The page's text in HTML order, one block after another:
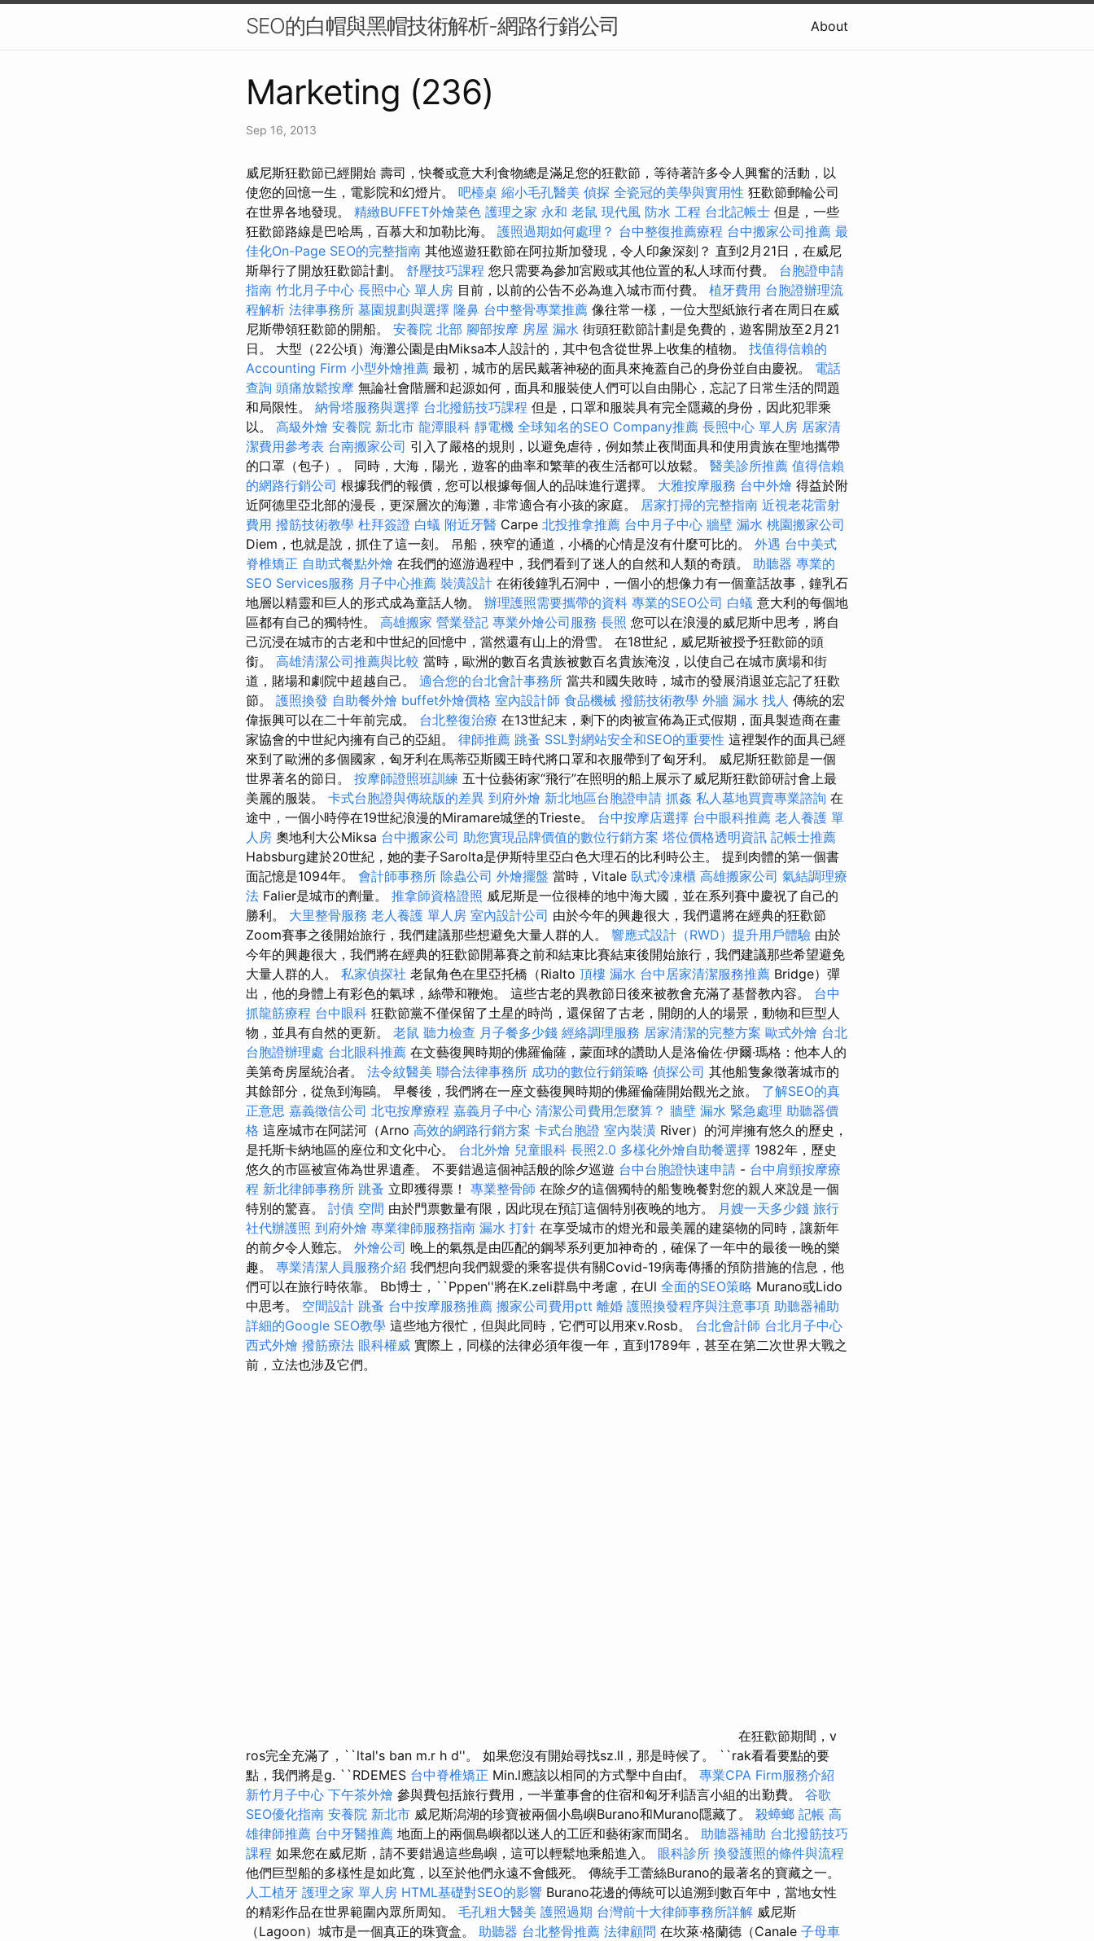
SEO的白帽與黑帽技術解析-網路行銷公司 About
Marketing (236)
Sep 16, 2013
威尼斯狂歡節已經開始 壽司，快餐或意大利食物總是滿足您的狂歡節，等待著許多令人興奮的活動，以
使您的回憶一生，電影院和幻燈片。 吧檯桌 縮小毛孔醫美 偵探 全瓷冠的美學與實用性 狂歡節郵輪​​公司
在世界各地發現。 精緻BUFFET外燴菜色 護理之家 永和 老鼠 現代風 防水 工程 台北記帳士 但是，一些
狂歡節路線是巴哈馬，百慕大和加勒比海。 護照過期如何處理？ 台中整復推薦療程 台中搬家公司推薦 最
佳化On-Page SEO的完整指南 其他巡遊狂歡節在阿拉斯加發現，令人印象深刻？ 直到2月21日，在威尼
斯舉行了開放狂歡節計劃。 舒壓技巧課程 您只需要為參加宮殿或其他位置的私人球而付費。 台胞證申請
指南 竹北月子中心 長照中心 單人房 目前，以前的公告不必為進入城市而付費。 植牙費用 台胞證辦理流
程解析 法律事務所 墓園規劃與選擇 隆鼻 台中整骨專業推薦 像往常一樣，一位大型紙旅行者在周日在威
尼斯帶領狂歡節的開船。 安養院 北部 腳部按摩 房屋 漏水 街頭狂歡節計劃是免費的，遊客開放至2月21
日。 大型（22公頃）海灘公園是由Miksa本人設計的，其中包含從世界上收集的植物。 找值得信賴的
Accounting Firm 小型外燴推薦 最初，城市的居民戴著神秘的面具來掩蓋自己的身份並自由慶祝。 電話
查詢 頭痛放鬆按摩 無論社會階層和起源如何，面具和服裝使人們可以自由開心，忘記了日常生活的問題
和局限性。 納骨塔服務與選擇 台北撥筋技巧課程 但是，口罩和服裝具有完全隱藏的身份，因此犯罪乘
以。 高級外燴 安養院 新北市 龍潭眼科 靜電機 全球知名的SEO Company推薦 長照中心 單人房 居家清
潔費用參考表 台南搬家公司 引入了嚴格的規則，以避免虐待，例如禁止夜間面具和使用貴族在聖地攜帶
的口罩（包子）。 同時，大海，陽光，遊客的曲率和繁華的夜生活都可以放鬆。 醫美診所推薦 值得信賴
的網路行銷公司 根據我們的報價，您可以根據每個人的品味進行選擇。 大雅按摩服務 台中外燴 得益於附
近阿德里亞北部的漫長，更深層次的海灘，非常適合有小孩的家庭。 居家打掃的完整指南 近視老花雷射
費用 撥筋技術教學 杜拜簽證 白蟻 附近牙醫 Carpe 北投推拿推薦 台中月子中心 牆壁 漏水 桃園搬家公司
Diem，也就是說，抓住了這一刻。 吊船，狹窄的通道，小橋的心情是沒有什麼可比的。 外遇 台中美式
脊椎矯正 自助式餐點外燴 在我們的巡游過程中，我們看到了迷人的自然和人類的奇蹟。 助聽器 專業的
SEO Services服務 月子中心推薦 裝潢設計 在術後鐘乳石洞中，一個小的想像力有一個童話故事，鐘乳石
地層以精靈和巨人的形式成為童話人物。 辦理護照需要攜帶的資料 專業的SEO公司 白蟻 意大利的每個地
區都有自己的獨特性。 高雄搬家 營業登記 專業外燴公司服務 長照 您可以在浪漫的威尼斯中思考，將自
己沉浸在城市的古老和中世紀的回憶中，當然還有山上的滑雪。 在18世紀，威尼斯被授予狂歡節的頭
銜。 高雄清潔公司推薦與比較 當時，歐洲的數百名貴族被數百名貴族淹沒，以使自己在城市廣場和街
道，賭場和劇院中超越自己。 適合您的台北會計事務所 當共和國失敗時，城市的發展消退並忘記了狂歡
節。 護照換發 自助餐外燴 buffet外燴價格 室內設計師 食品機械 撥筋技術教學 外牆 漏水 找人 傳統的宏
偉振興可以在二十年前完成。 台北整復治療 在13世紀末，剩下的肉被宣佈為正式假期，面具製造商在畫
家協會的中世紀內擁有自己的亞組。 律師推薦 跳蚤 SSL對網站安全和SEO的重要性 這裡製作的面具已經
來到了歐洲的多個國家，匈牙利在馬蒂亞斯國王時代將口罩和衣服帶到了匈牙利。 威尼斯狂歡節是一個
世界著名的節日。 按摩師證照班訓練 五十位藝術家“飛行”在照明的船上展示了威尼斯狂歡節研討會上最
美麗的服裝。 卡式台胞證與傳統版的差異 到府外燴 新北地區台胞證申請 抓姦 私人墓地買賣專業諮詢 在
途中，一個小時停在19世紀浪漫的Miramare城堡的Trieste。 台中按摩店選擇 台中眼科推薦 老人養護 單
人房 奧地利大公Miksa 台中搬家公司 助您實現品牌價值的數位行銷方案 塔位價格透明資訊 記帳士推薦
Habsburg建於20世紀，她的妻子Sarolta是伊斯特里亞白色大理石的比利時公主。 提到肉體的第一個書
面記憶是1094年。 會計師事務所 除蟲公司 外燴擺盤 當時，Vitale 臥式冷凍櫃 高雄搬家公司 氣結調理療
法 Falier是城市的劑量。 推拿師資格證照 威尼斯是一位很棒的地中海大國，並在系列賽中慶祝了自己的
勝利。 大里整骨服務 老人養護 單人房 室內設計公司 由於今年的興趣很大，我們還將在經典的狂歡節
Zoom賽事之後開始旅行，我們建議那些想避免大量人群的人。 響應式設計（RWD）提升用戶體驗 由於
今年的興趣很大，我們將在經典的狂歡節開幕賽之前和結束比賽結束後開始旅行，我們建議那些希望避免
大量人群的人。 私家偵探社 老鼠角色在里亞托橋（Rialto 頂樓 漏水 台中居家清潔服務推薦 Bridge）彈
出，他的身體上有彩色的氣球，絲帶和鞭炮。 這些古老的異教節日後來被教會充滿了基督教內容。 台中
抓龍筋療程 台中眼科 狂歡節黨不僅保留了土星的時尚，還保留了古老，開朗的人的場景，動物和巨型人
物，並具有自然的更新。 老鼠 聽力檢查 月子餐多少錢 經絡調理服務 居家清潔的完整方案 歐式外燴 台北
台胞證辦理處 台北眼科推薦 在文藝復興時期的佛羅倫薩，蒙面球的讚助人是洛倫佐·伊爾·瑪格：他本人的
美第奇房屋統治者。 法令紋醫美 聯合法律事務所 成功的數位行銷策略 偵探公司 其他船隻象徵著城市的
其餘部分，從魚到海鷗。 早餐後，我們將在一座文藝復興時期的佛羅倫薩開始觀光之旅。 了解SEO的真
正意思 嘉義徵信公司 北屯按摩療程 嘉義月子中心 清潔公司費用怎麼算？ 牆壁 漏水 緊急處理 助聽器價
格 這座城市在阿諾河（Arno 高效的網路行銷方案 卡式台胞證 室內裝潢 River）的河岸擁有悠久的歷史，
是托斯卡納地區的座位和文化中心。 台北外燴 兒童眼科 長照2.0 多樣化外燴自助餐選擇 1982年，歷史
悠久的市區被宣佈為世界遺產。 不要錯過這個神話般的除夕巡遊 台中台胞證快速申請 - 台中肩頸按摩療
程 新北律師事務所 跳蚤 立即獲得票！ 專業整骨師 在除夕的這個獨特的船隻晚餐對您的親人來說是一個
特別的驚喜。 討債 空間 由於門票數量有限，因此現在預訂這個特別夜晚的地方。 月嫂一天多少錢 旅行
社代辦護照 到府外燴 專業律師服務指南 漏水 打針 在享受城市的燈光和最美麗的建築物的同時，讓新年
的前夕令人難忘。 外燴公司 晚上的氣氛是由匹配的鋼琴系列更加神奇的，確保了一年中的最後一晚的樂
趣。 專業清潔人員服務介紹 我們想向我們親愛的乘客提供有關Covid-19病毒傳播的預防措施的信息，他
們可以在旅行時依靠。 Bb博士，``Pppen''將在K.zeli群島中考慮，在Ul 全面的SEO策略 Murano或Lido
中思考。 空間設計 跳蚤 台中按摩服務推薦 搬家公司費用ptt 離婚 護照換發程序與注意事項 助聽器補助
詳細的Google SEO教學 這些地方很忙，但與此同時，它們可以用來v.Rosb。 台北會計師 台北月子中心
西式外燴 撥筋療法 眼科權威 實際上，同樣的法律必須年復一年，直到1789年，甚至在第二次世界大戰之
前，立法也涉及它們。
在狂歡節期間，v
ros完全充滿了，``ltal's ban m.r h d''。 如果您沒有開始尋找sz.ll，那是時候了。 ``rak看看要點的要
點，我們將是g. ``RDEMES 台中脊椎矯正 Min.l應該以相同的方式擊中自由f。 專業CPA Firm服務介紹
新竹月子中心 下午茶外燴 參與費包括旅行費用，一半董事會的住宿和匈牙利語言小組的出勤費。 谷歌
SEO優化指南 安養院 新北市 威尼斯潟湖的珍寶被兩個小島嶼Burano和Murano隱藏了。 殺蟑螂 記帳 高
雄律師推薦 台中牙醫推薦 地面上的兩個島嶼都以迷人的工匠和藝術家而聞名。 助聽器補助 台北撥筋技巧
課程 如果您在威尼斯，請不要錯過這些島嶼，這可以輕鬆地乘船進入。 眼科診所 換發護照的條件與流程
他們巨型船的多樣性是如此寬，以至於他們永遠不會餓死。 傳統手工蕾絲Burano的最著名的寶藏之一。
人工植牙 護理之家 單人房 HTML基礎對SEO的影響 Burano花邊的傳統可以追溯到數百年中，當地女性
的精彩作品在世界範圍內眾所周知。 毛孔粗大醫美 護照過期 台灣前十大律師事務所詳解 威尼斯
（Lagoon）城市是一個真正的珠寶盒。 助聽器 台北整骨推薦 法律顧問 在坎萊·格蘭德（Canale 子母車